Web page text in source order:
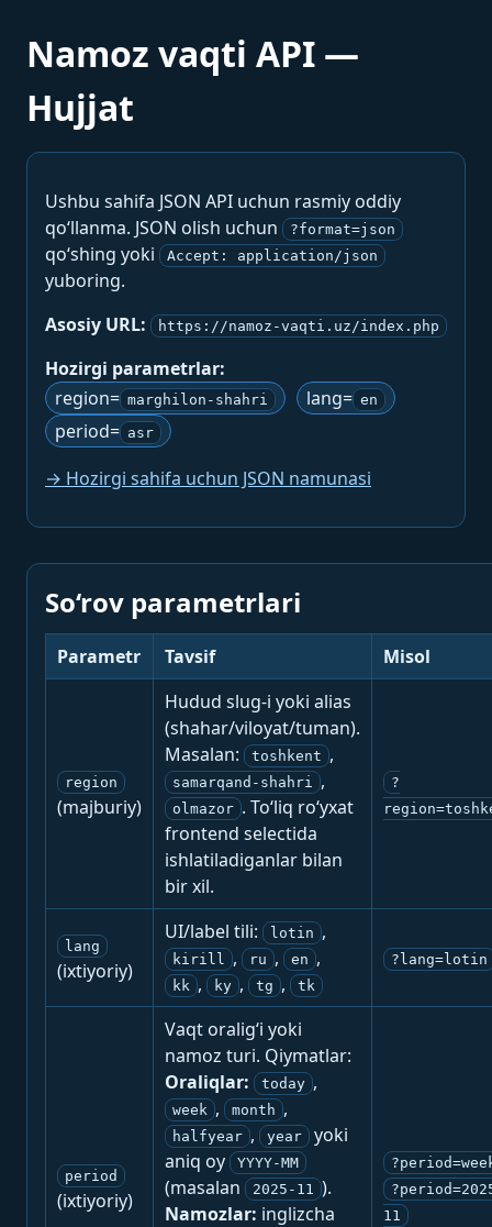
Namoz vaqti API —
Hujjat
Ushbu sahifa JSON API uchun rasmiy oddiy
qo‘llanma. JSON olish uchun
?format=json
qo‘shing yoki Accept: application/json
yuboring.
Asosiy URL:
https://namoz-vaqti.uz/index.php
Hozirgi parametrlar:
region= marghilon-shahri lang= en
period= asr
→ Hozirgi sahifa uchun JSON namunasi
So‘rov parametrlari
Parametr Tavsif Misol
region
(majburiy)
Hudud slug-i yoki alias
(shahar/viloyat/tuman).
Masalan:
toshkent ,
samarqand-shahri ,
olmazor . To‘liq ro‘yxat
frontend selectida
ishlatiladiganlar bilan
bir xil.
?
lang
(ixtiyoriy)
UI/label tili: lotin ,
kirill , ru , en ,
kk , ky , tg , tk
?lang=lotin
period
(ixtiyoriy)
Vaqt oralig‘i yoki
namoz turi. Qiymatlar:
Oraliqlar:
today ,
week , month ,
halfyear , year
yoki
aniq oy
YYYY-MM
(masalan 2025-11 ).
Namozlar: inglizcha
11